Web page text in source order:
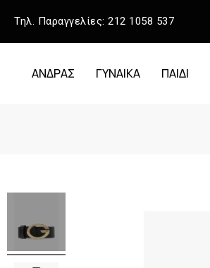
Τηλ. Παραγγελίες: 212 1058 537
ΑΝΔΡΑΣ ΓΥΝΑΙΚΑ ΠΑΙΔΙ